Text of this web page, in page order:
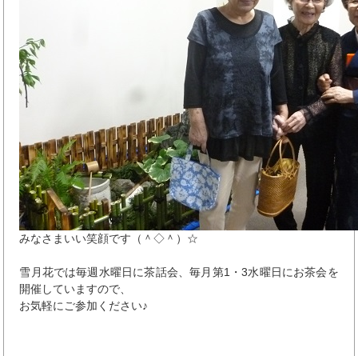
みなさまいい笑顔です（＾◇＾）☆
雪月花では毎週水曜日に茶話会、毎月第1・3水曜日にお茶会を
開催していますので、
お気軽にご参加ください♪